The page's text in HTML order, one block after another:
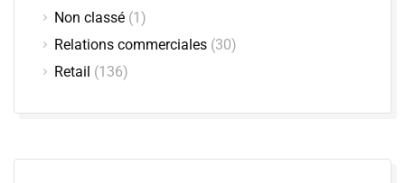
Non classé (1)
Relations commerciales (30)
Retail (136)